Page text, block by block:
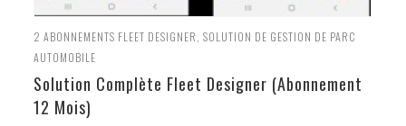
2ABONNEMENTS FLEET DESIGNER ,SOLUTION DE GESTION DE PARC
AUTOMOBILE
Solution Complète Fleet Designer (Abonnement
12 Mois)